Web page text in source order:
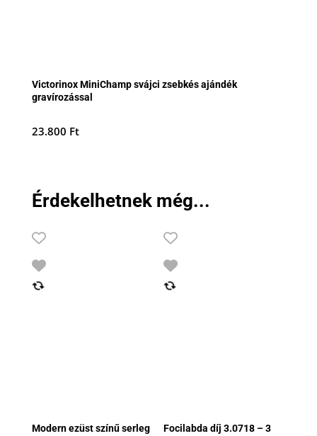
Victorinox MiniChamp svájci zsebkés ajándék
gravírozással
23.800 Ft
Érdekelhetnek még...
Modern ezüst színű serleg
Focilabda díj 3.0718 – 3